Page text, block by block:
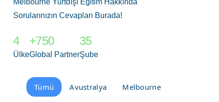
Melbourne Yurtdışı Eğitim Hakkında
Sorularınızın Cevapları Burada!
4
Ülke
+750
Global Partner
35
Şube
Tümü Avustralya Melbourne